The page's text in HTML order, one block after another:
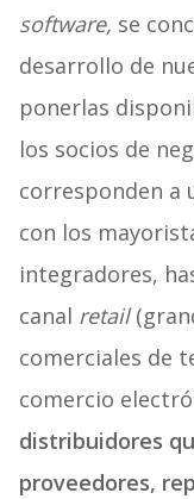
software, se
desarrollo de
ponerlas
los socios de
corresponden a
con los
integradores,
canal retail
comerciales de
comercio
distribuidores
proveedores,